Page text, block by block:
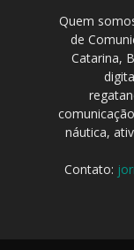
Quem
de
Catarina,
náutica,
Contato: